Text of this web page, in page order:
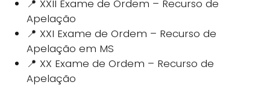
📍 XXII Exame de Ordem – Recurso de
Apelação
📍 XXI Exame de Ordem – Recurso de
Apelação em MS
📍 XX Exame de Ordem – Recurso de
Apelação